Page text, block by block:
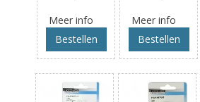
Meer info
Bestellen
Meer info
Bestellen